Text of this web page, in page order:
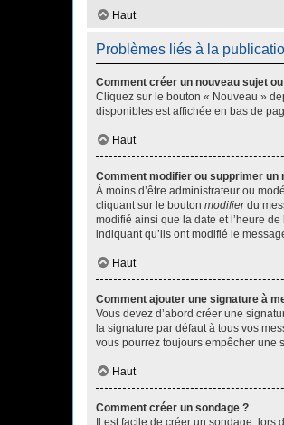
Haut
Problèmes liés à la
Comment créer un nouveau sujet
Cliquez sur le bouton « Nouveau »
disponibles est affichée en bas de
Haut
Comment modifier ou supprimer un
À moins d’être administrateur ou
cliquant sur le bouton modifierdu
modifié ainsi que la date et l’heure
indiquant qu’ils ont modifié le
Haut
Comment ajouter une signature à
Vous devez d’abord créer une
la signature par défaut à tous vos
vous pourrez toujours empêcher une
Haut
Comment créer un sondage ?
Il est facile de créer un sondage,